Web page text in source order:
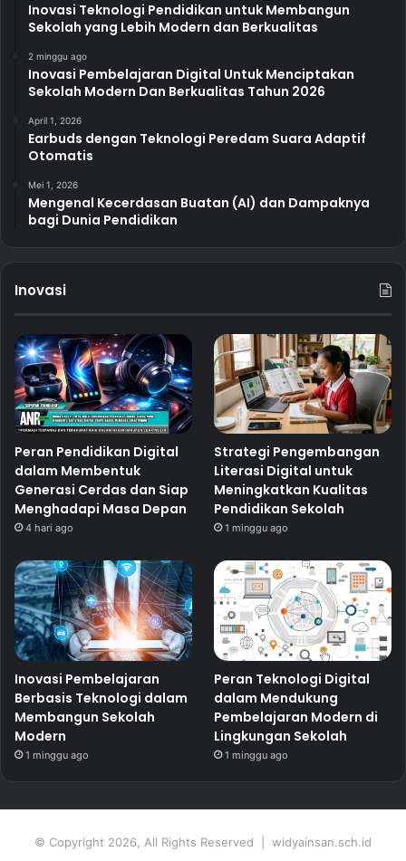
Inovasi Teknologi Pendidikan untuk Membangun
Sekolah yang Lebih Modern dan Berkualitas
2 minggu ago
Inovasi Pembelajaran Digital Untuk Menciptakan
Sekolah Modern Dan Berkualitas Tahun 2026
April 1, 2026
Earbuds dengan Teknologi Peredam Suara Adaptif
Otomatis
Mei 1, 2026
Mengenal Kecerdasan Buatan (AI) dan Dampaknya
bagi Dunia Pendidikan
Inovasi
Peran Pendidikan Digital
dalam Membentuk
Generasi Cerdas dan Siap
Menghadapi Masa Depan
4 hari ago
Strategi Pengembangan
Literasi Digital untuk
Meningkatkan Kualitas
Pendidikan Sekolah
1 minggu ago
Inovasi Pembelajaran
Berbasis Teknologi dalam
Membangun Sekolah
Modern
1 minggu ago
Peran Teknologi Digital
dalam Mendukung
Pembelajaran Modern di
Lingkungan Sekolah
1 minggu ago
© Copyright 2026, All Rights Reserved | widyainsan.sch.id